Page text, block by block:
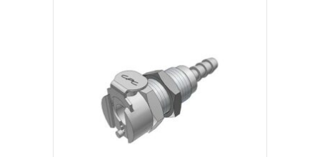
IN DEN WARENKORB